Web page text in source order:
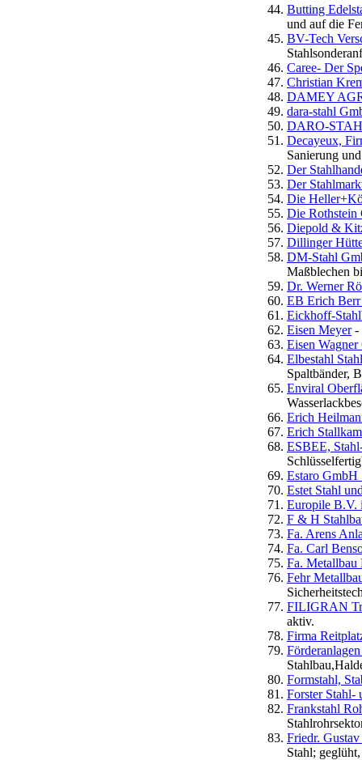
Butting
und auf die
BV-Tech
Caree- Der
Christian
DAMEY
dara-stahl
DARO-
Decayeux,
Sanierung
Der
Der
Die
Die Rothstein
Diepold &
Dillinger
DM-Stahl
Maßblechen
Dr. Werner
EB Erich Berr
Eickhoff-
Eisen Meyer-
Eisen Wagner
Elbestahl
Spaltbänder,
Enviral
Erich
Erich
ESBEE,
Estaro GmbH
Estet Stahl
Europile B.V.
F & H
Fa. Arens
Fa. Carl
Fa. Metallbau
Fehr
FILIGRAN
aktiv.
Firma
Formstahl,
Forster Stahl-
Frankstahl
Friedr.
Stahl;